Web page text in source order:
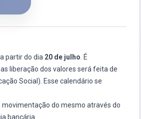
a partir do dia 20 de julho . É
liberação dos valores será feita de
Social). Esse calendário se
do mesmo através do
bancária.